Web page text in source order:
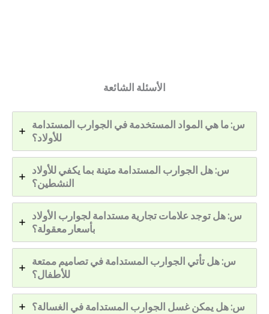
الأسئلة الشائعة
س: ما هي المواد المستخدمة في الجوارب المستدامة
للأولاد؟
س: هل الجوارب المستدامة متينة بما يكفي للأولاد
النشطين؟
س: هل توجد علامات تجارية مستدامة لجوارب الأولاد
بأسعار معقولة؟
س: هل تأتي الجوارب المستدامة في تصاميم ممتعة
للأطفال؟
س: هل يمكن غسل الجوارب المستدامة في الغسالة؟